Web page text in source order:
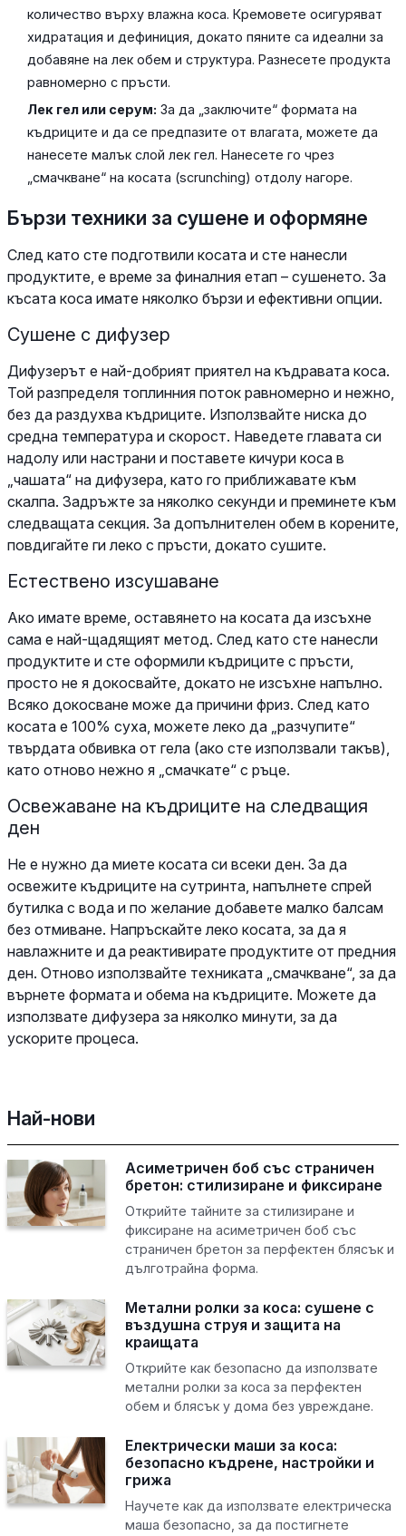
количество върху влажна коса. Кремовете осигуряват
хидратация и дефиниция, докато пяните са идеални за
добавяне на лек обем и структура. Разнесете продукта
равномерно с пръсти.
Лек гел или серум: За да „заключите“ формата на
къдриците и да се предпазите от влагата, можете да
нанесете малък слой лек гел. Нанесете го чрез
„смачкване“ на косата (scrunching) отдолу нагоре.
Бързи техники за сушене и оформяне
След като сте подготвили косата и сте нанесли
продуктите, е време за финалния етап – сушенето. За
късата коса имате няколко бързи и ефективни опции.
Сушене с дифузер
Дифузерът е най-добрият приятел на къдравата коса.
Той разпределя топлинния поток равномерно и нежно,
без да раздухва къдриците. Използвайте ниска до
средна температура и скорост. Наведете главата си
надолу или настрани и поставете кичури коса в
„чашата“ на дифузера, като го приближавате към
скалпа. Задръжте за няколко секунди и преминете към
следващата секция. За допълнителен обем в корените,
повдигайте ги леко с пръсти, докато сушите.
Естествено изсушаване
Ако имате време, оставянето на косата да изсъхне
сама е най-щадящият метод. След като сте нанесли
продуктите и сте оформили къдриците с пръсти,
просто не я докосвайте, докато не изсъхне напълно.
Всяко докосване може да причини фриз. След като
косата е 100% суха, можете леко да „разчупите“
твърдата обвивка от гела (ако сте използвали такъв),
като отново нежно я „смачкате“ с ръце.
Освежаване на къдриците на следващия
ден
Не е нужно да миете косата си всеки ден. За да
освежите къдриците на сутринта, напълнете спрей
бутилка с вода и по желание добавете малко балсам
без отмиване. Напръскайте леко косата, за да я
навлажните и да реактивирате продуктите от предния
ден. Отново използвайте техниката „смачкване“, за да
върнете формата и обема на къдриците. Можете да
използвате дифузера за няколко минути, за да
ускорите процеса.
Най-нови
Асиметричен боб със страничен
бретон: стилизиране и фиксиране
Открийте тайните за стилизиране и
фиксиране на асиметричен боб със
страничен бретон за перфектен блясък и
дълготрайна форма.
Метални ролки за коса: сушене с
въздушна струя и защита на
краищата
Открийте как безопасно да използвате
метални ролки за коса за перфектен
обем и блясък у дома без увреждане.
Електрически маши за коса:
безопасно къдрене, настройки и
грижа
Научете как да използвате електрическа
маша безопасно, за да постигнете